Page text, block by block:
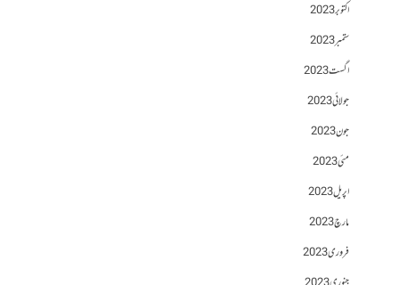
اکتوبر 2023
ستمبر 2023
اگست 2023
جولائی 2023
جون 2023
مئی 2023
اپریل 2023
مارچ 2023
فروری 2023